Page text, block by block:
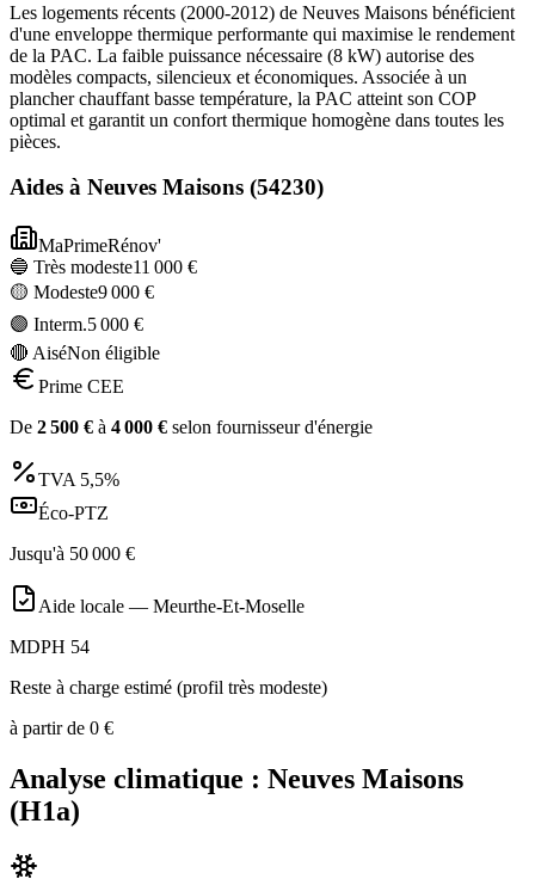
Les logements récents (2000-2012) de Neuves Maisons bénéficient
d'une enveloppe thermique performante qui maximise le rendement
de la PAC. La faible puissance nécessaire (8 kW) autorise des
modèles compacts, silencieux et économiques. Associée à un
plancher chauffant basse température, la PAC atteint son COP
optimal et garantit un confort thermique homogène dans toutes les
pièces.
Aides à Neuves Maisons (54230)
MaPrimeRénov'
🔵 Très modeste11 000 €
🟡 Modeste9 000 €
🟣 Interm.5 000 €
🔴 AiséNon éligible
Prime CEE
De 2 500 € à 4 000 € selon fournisseur d'énergie
TVA 5,5%
Éco-PTZ
Jusqu'à 50 000 €
Aide locale — Meurthe-Et-Moselle
MDPH 54
Reste à charge estimé (profil très modeste)
à partir de 0 €
Analyse climatique : Neuves Maisons
(H1a)